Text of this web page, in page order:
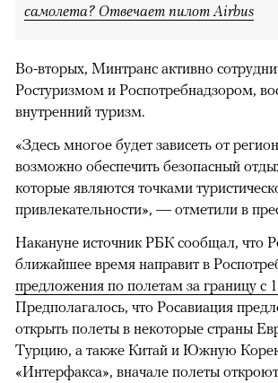
00:00 / 00:00
самолета? Отвечает пилот Airbus
Во-вторых, Минтранс активно
Ростуризмом и Роспотребнадзором,
внутренний туризм.
«Здесь многое будет зависеть от
возможно обеспечить безопасный
которые являются точками
привлекательности», — отметили в
Накануне источник РБК сообщал, что
ближайшее время направит в
предложения по полетам за границу с
Предполагалось, что Росавиация
открыть полеты в некоторые страны
Турцию, а также Китай и Южную
«Интерфакса», вначале полеты